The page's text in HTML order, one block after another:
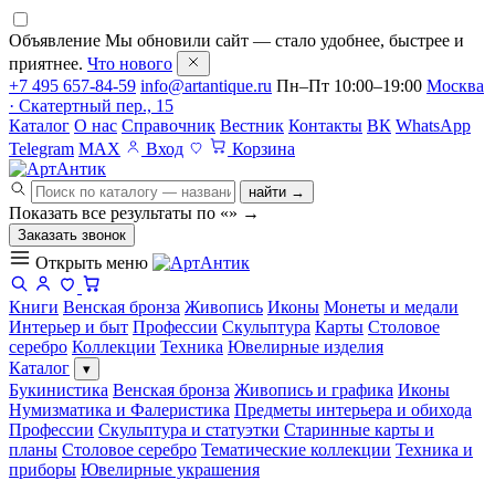
Объявление Мы обновили сайт — стало удобнее, быстрее и
приятнее. Что нового
+7 495 657-84-59 info@artantique.ru Пн–Пт 10:00–19:00 Москва
· Скатертный пер., 15
Каталог О нас Справочник Вестник Контакты ВК WhatsApp
Telegram MAX Вход Корзина
найти →
Показать все результаты по «» →
Заказать звонок
Открыть меню
Книги Венская бронза Живопись Иконы Монеты и медали
Интерьер и быт Профессии Скульптура Карты Столовое
серебро Коллекции Техника Ювелирные изделия
Каталог
▾
Букинистика Венская бронза Живопись и графика Иконы
Нумизматика и Фалеристика Предметы интерьера и обихода
Профессии Скульптура и статуэтки Старинные карты и
планы Столовое серебро Тематические коллекции Техника и
приборы Ювелирные украшения